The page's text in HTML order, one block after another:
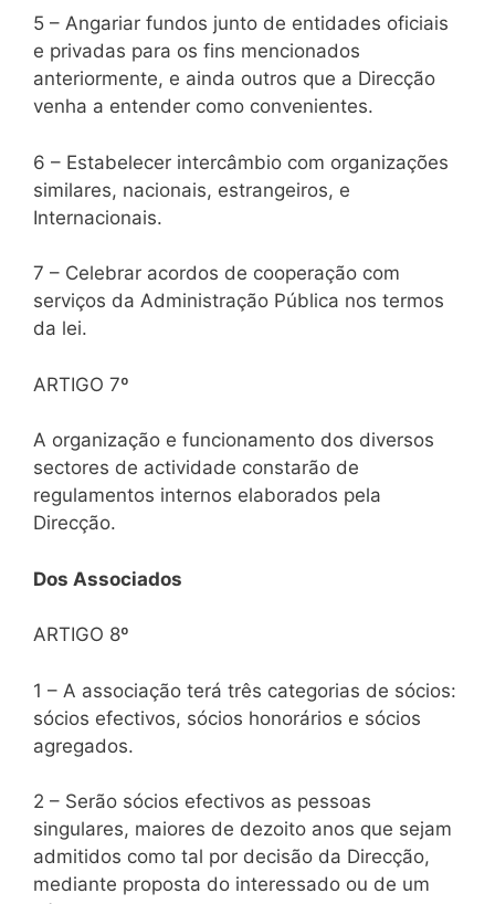
5 – Angariar fundos junto de entidades oficiais
e privadas para os fins mencionados
anteriormente, e ainda outros que a Direcção
venha a entender como convenientes.
6 – Estabelecer intercâmbio com organizações
similares, nacionais, estrangeiros, e
Internacionais.
7 – Celebrar acordos de cooperação com
serviços da Administração Pública nos termos
da lei.
ARTIGO 7º
A organização e funcionamento dos diversos
sectores de actividade constarão de
regulamentos internos elaborados pela
Direcção.
Dos Associados
ARTIGO 8º
1 – A associação terá três categorias de sócios:
sócios efectivos, sócios honorários e sócios
agregados.
2 – Serão sócios efectivos as pessoas
singulares, maiores de dezoito anos que sejam
admitidos como tal por decisão da Direcção,
mediante proposta do interessado ou de um